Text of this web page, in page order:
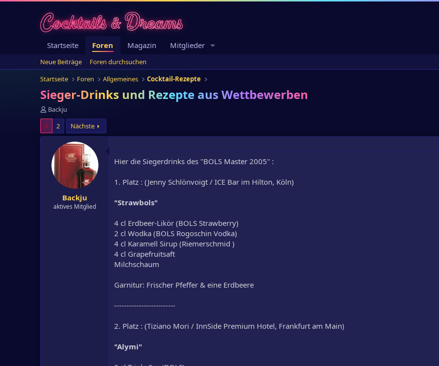
Startseite Foren Magazin Mitglieder
Neue Beiträge
Foren durchsuchen
Startseite
Foren Allgemeines Cocktail-Rezepte
Sieger-Drinks und Rezepte aus Wettbewerben
E
r
t
Backju
1
2 Nächste
Backju
aktives Mitglied
Hier die Siegerdrinks des "BOLS Master 2005" :
1. Platz : (Jenny Schlönvoigt / ICE Bar im Hilton, Köln)
"Strawbols"
4 cl Erdbeer-Likör (BOLS Strawberry)
2 cl Wodka (BOLS Rogoschin Vodka)
4 cl Karamell Sirup (Riemerschmid )
4 cl Grapefruitsaft
Milchschaum
Garnitur: Frischer Pfeffer & eine Erdbeere
-------------------------
2. Platz : (Tiziano Mori / InnSide Premium Hotel, Frankfurt am Main)
"Alymi"